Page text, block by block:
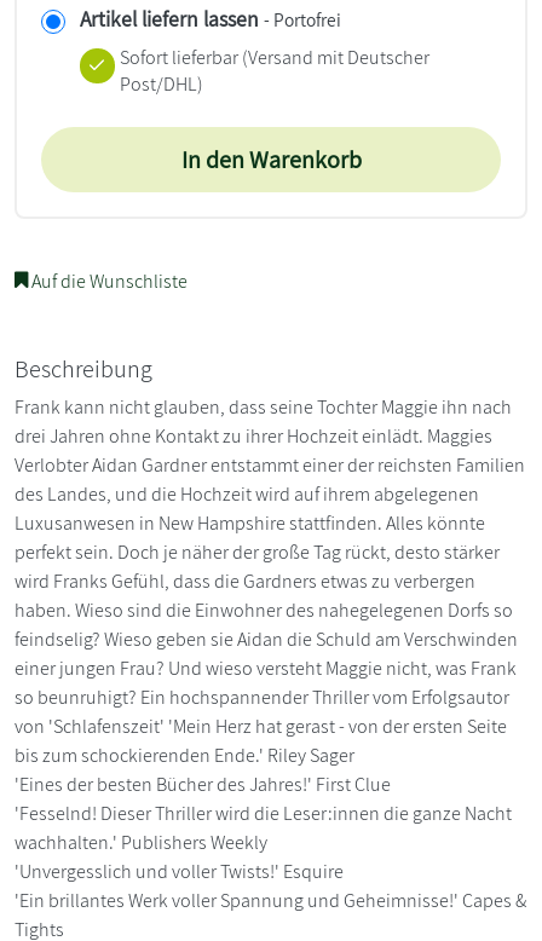
Artikel liefern lassen - Portofrei
Sofort lieferbar(Versand mit Deutscher
Post/DHL)
In den Warenkorb
Auf die Wunschliste
Beschreibung
Frank kann nicht glauben, dass seine Tochter Maggie ihn nach
drei Jahren ohne Kontakt zu ihrer Hochzeit einlädt. Maggies
Verlobter Aidan Gardner entstammt einer der reichsten Familien
des Landes, und die Hochzeit wird auf ihrem abgelegenen
Luxusanwesen in New Hampshire stattfinden. Alles könnte
perfekt sein. Doch je näher der große Tag rückt, desto stärker
wird Franks Gefühl, dass die Gardners etwas zu verbergen
haben. Wieso sind die Einwohner des nahegelegenen Dorfs so
feindselig? Wieso geben sie Aidan die Schuld am Verschwinden
einer jungen Frau? Und wieso versteht Maggie nicht, was Frank
so beunruhigt? Ein hochspannender Thriller vom Erfolgsautor
von 'Schlafenszeit' 'Mein Herz hat gerast - von der ersten Seite
bis zum schockierenden Ende.' Riley Sager
'Eines der besten Bücher des Jahres!' First Clue
'Fesselnd! Dieser Thriller wird die Leser:innen die ganze Nacht
wachhalten.' Publishers Weekly
'Unvergesslich und voller Twists!' Esquire
'Ein brillantes Werk voller Spannung und Geheimnisse!' Capes &
Tights